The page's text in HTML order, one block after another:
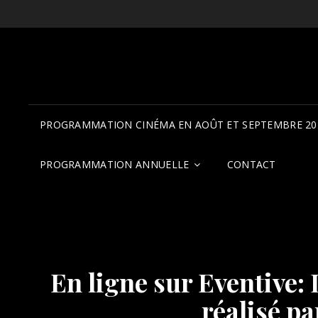
PROGRAMMATION CINÉMA EN AOÛT ET SEPTEMBRE
PROGRAMMATION ANNUELLE CONTACT
En ligne sur Eventive:
réalisé